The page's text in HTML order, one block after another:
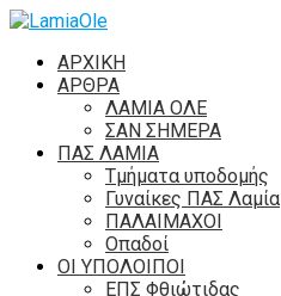
ΑΡΧΙΚΗ
ΑΡΘΡΑ
ΛΑΜΙΑ ΟΛΕ
ΣΑΝ ΣΗΜΕΡΑ
ΠΑΣ ΛΑΜΙΑ
Τμήματα υποδομής
Γυναίκες ΠΑΣ Λαμία
ΠΑΛΑΙΜΑΧΟΙ
Οπαδοί
ΟΙ ΥΠΟΛΟΙΠΟΙ
ΕΠΣ Φθιώτιδας